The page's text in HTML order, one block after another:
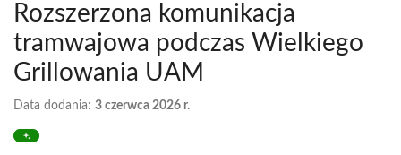
Rozszerzona komunikacja
tramwajowa podczas Wielkiego
Grillowania UAM
Data dodania: 3 czerwca 2026 r.